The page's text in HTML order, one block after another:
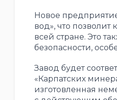
Новое
вод», что
всей стране. Это
безопасности,
Завод будет
«Карпатских
изготовленная